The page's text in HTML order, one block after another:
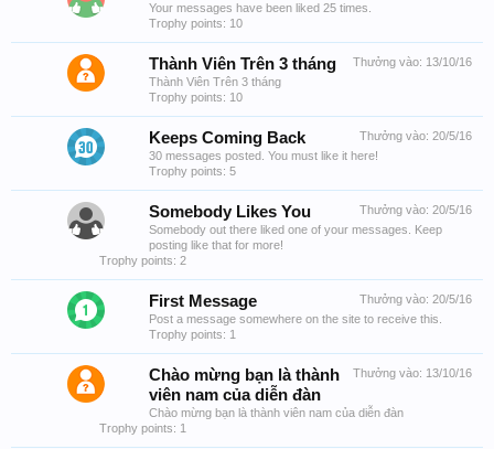
Your messages have been liked 25 times.
Trophy points: 10
Thưởng vào: 13/10/16
Thành Viên Trên 3 tháng
Thành Viên Trên 3 tháng
Trophy points: 10
Thưởng vào: 20/5/16
Keeps Coming Back
30 messages posted. You must like it here!
Trophy points: 5
Thưởng vào: 20/5/16
Somebody Likes You
Somebody out there liked one of your messages. Keep
posting like that for more!
Trophy points: 2
Thưởng vào: 20/5/16
First Message
Post a message somewhere on the site to receive this.
Trophy points: 1
Thưởng vào: 13/10/16
Chào mừng bạn là thành
viên nam của diễn đàn
Chào mừng bạn là thành viên nam của diễn đàn
Trophy points: 1